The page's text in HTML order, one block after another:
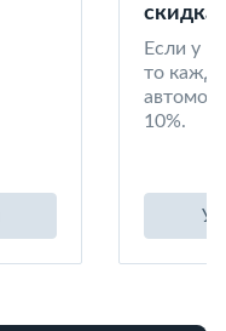
скидка
Если у
то
10%.